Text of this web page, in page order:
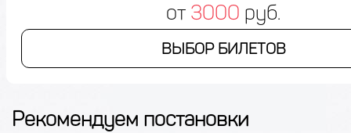
от 3000 руб.
ВЫБОР БИЛЕТОВ
Рекомендуем постановки